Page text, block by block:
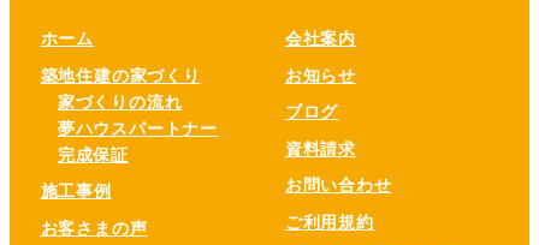
ホーム
築地住建の家づくり
家づくりの流れ
夢ハウスパートナー
完成保証
施工事例
お客さまの声
会社案内
お知らせ
ブログ
資料請求
お問い合わせ
ご利用規約